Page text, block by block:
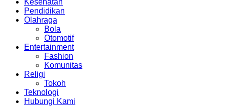
Kesehatan
Pendidikan
Olahraga
Bola
Otomotif
Entertainment
Fashion
Komunitas
Religi
Tokoh
Teknologi
Hubungi Kami